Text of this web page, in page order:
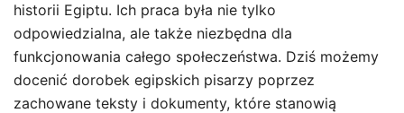
historii Egiptu. Ich praca była nie tylko
odpowiedzialna, ale także niezbędna dla
funkcjonowania całego społeczeństwa. Dziś możemy
docenić dorobek egipskich pisarzy poprzez
zachowane teksty i dokumenty, które stanowią